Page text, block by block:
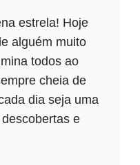
estrela! Hoje
alguém muito
todos ao
cheia de
dia seja uma
e